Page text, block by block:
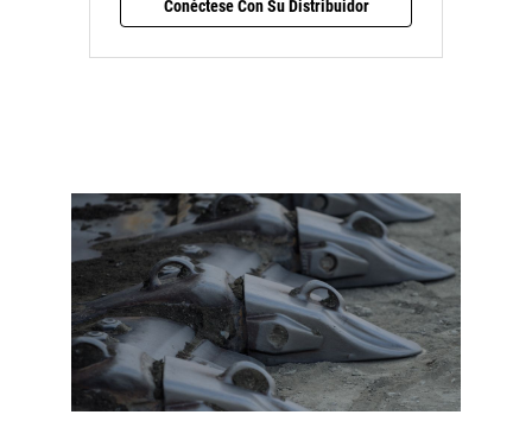
Conéctese Con Su Distribuidor